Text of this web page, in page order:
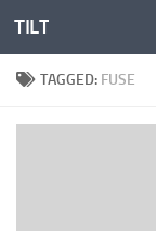
Skip to content
TILT
TAGGED: FUSE